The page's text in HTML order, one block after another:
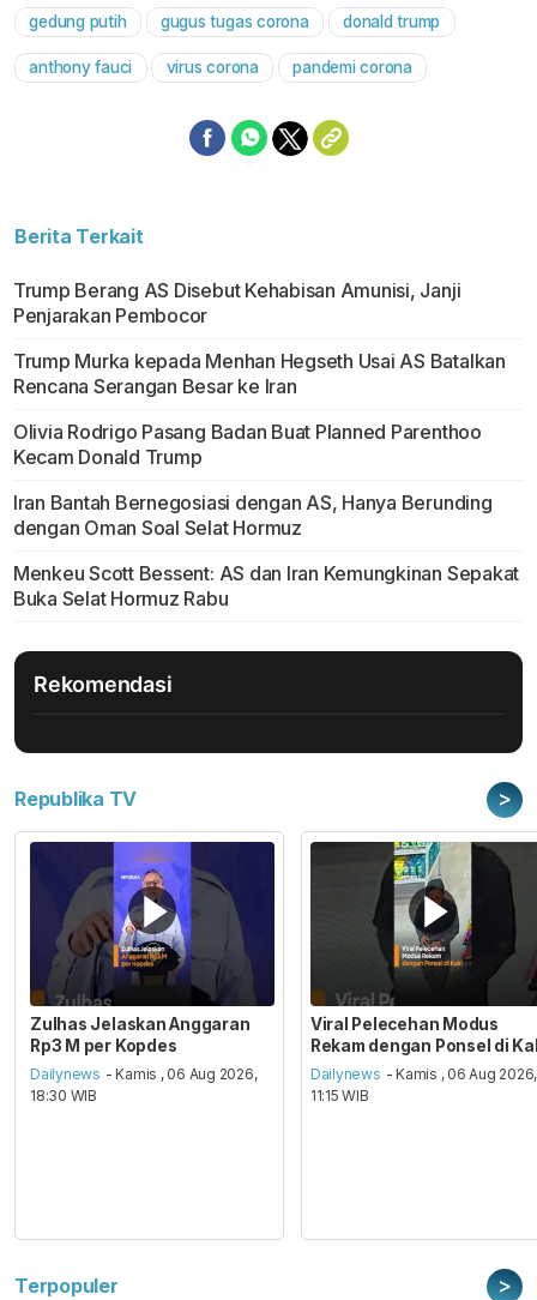
Mute
gedung putih gugus tugas corona donald trump
anthony fauci virus corona pandemi corona
Berita Terkait
Trump Berang AS Disebut Kehabisan Amunisi, Janji
Penjarakan Pembocor
Trump Murka kepada Menhan Hegseth Usai AS Batalkan
Rencana Serangan Besar ke Iran
Olivia Rodrigo Pasang Badan Buat Planned Parenthoo
Kecam Donald Trump
Iran Bantah Bernegosiasi dengan AS, Hanya Berunding
dengan Oman Soal Selat Hormuz
Menkeu Scott Bessent: AS dan Iran Kemungkinan Sepakat
Buka Selat Hormuz Rabu
Rekomendasi
Republika TV >
Zulhas Jelaskan Anggaran
Rp3 M per Kopdes
Dailynews - Kamis , 06 Aug 2026,
18:30 WIB
Viral Pelecehan Modus
Rekam dengan Ponsel di
Dailynews - Kamis , 06 Aug 2026,
11:15 WIB
Terpopuler >